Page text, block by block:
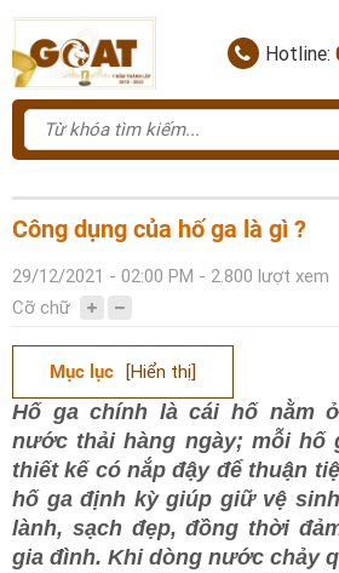
Hotline:
Công dụng của hố ga là gì ?
29/12/2021 - 02:00 PM - 2.800 lượt xem
Cỡ chữ
Mục lục [Hiển thị]
Hố ga chính là cái hố nằm
nước thải hàng ngày; mỗi hố
thiết kế có nắp đậy để thuận
hố ga định kỳ giúp giữ vệ
lành, sạch đẹp, đồng thời
gia đình. Khi dòng nước chảy